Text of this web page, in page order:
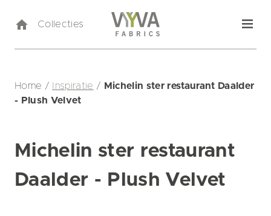
Collecties
Home / Inspiratie / Michelin ster restaurant Daalder
- Plush Velvet
Michelin ster restaurant
Daalder - Plush Velvet